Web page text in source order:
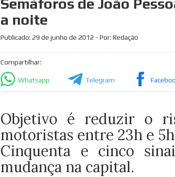
Semáforos de João
a noite
Publicado:29 de junho de 2012 - Por: Redação
Compartilhar:
Whatsapp Telegram
Objetivo é reduzir o
motoristas entre 23h e
Cinquenta e cinco
mudança na capital.